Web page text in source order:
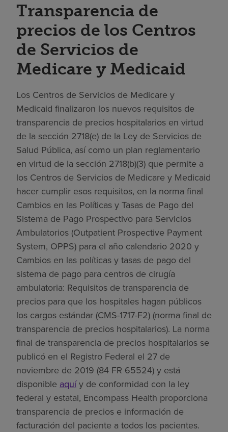
Transparencia de
precios de los Centros
de Servicios de
Medicare y Medicaid
Los Centros de Servicios de Medicare y
Medicaid finalizaron los nuevos requisitos de
transparencia de precios hospitalarios en virtud
de la sección 2718(e) de la Ley de Servicios de
Salud Pública, así como un plan reglamentario
en virtud de la sección 2718(b)(3) que permite a
los Centros de Servicios de Medicare y Medicaid
hacer cumplir esos requisitos, en la norma final
Cambios en las Políticas y Tasas de Pago del
Sistema de Pago Prospectivo para Servicios
Ambulatorios (Outpatient Prospective Payment
System, OPPS) para el año calendario 2020 y
Cambios en las políticas y tasas de pago del
sistema de pago para centros de cirugía
ambulatoria: Requisitos de transparencia de
precios para que los hospitales hagan públicos
los cargos estándar (CMS-1717-F2) (norma final de
transparencia de precios hospitalarios). La norma
final de transparencia de precios hospitalarios se
publicó en el Registro Federal el 27 de
noviembre de 2019 (84 FR 65524) y está
disponible aquíy de conformidad con la ley
federal y estatal, Encompass Health proporciona
transparencia de precios e información de
facturación del paciente a todos los pacientes.